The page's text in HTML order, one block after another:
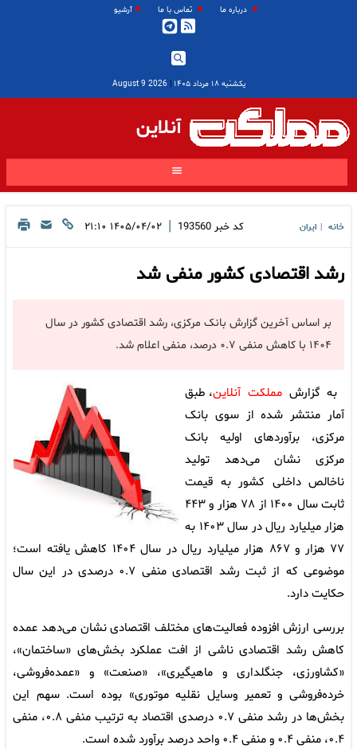
درباره ما تماس با ما آرشیو
یکشنبه ۱۸ مرداد ۱۴۰۵ |
2026 August 9
آنلاین
خانه ایران کد خبر 193560
| ۱۴۰۵/۰۴/۰۲ ۲۱:۱۰
رشد اقتصادی کشور منفی شد
بر اساس آخرین گزارش بانک مرکزی، رشد اقتصادی کشور در سال
۱۴۰۴ با کاهش منفی ۰.۷ درصد، منفی اعلام شد.
به گزارشمملکت آنلاین، طبق
آمار منتشر شده از سوی بانک
مرکزی، برآوردهای اولیه بانک
مرکزی نشان می‌دهد تولید
ناخالص داخلی کشور به قیمت
ثابت سال ۱۴۰۰ از ۷۸ هزار و ۴۴۳
هزار میلیارد ریال در سال ۱۴۰۳ به
۷۷ هزار و ۸۶۷ هزار میلیارد ریال در سال ۱۴۰۴ کاهش یافته است؛
موضوعی که از ثبت رشد اقتصادی منفی ۰.۷ درصدی در این سال
حکایت دارد.
بررسی ارزش افزوده فعالیت‌های مختلف اقتصادی نشان می‌دهد عمده
کاهش رشد اقتصادی ناشی از افت عملکرد بخش‌های «ساختمان»،
«کشاورزی، جنگلداری و ماهیگیری»، «صنعت» و «عمده‌فروشی،
خرده‌فروشی و تعمیر وسایل نقلیه موتوری» بوده است. سهم این
بخش‌ها در رشد منفی ۰.۷ درصدی اقتصاد به ترتیب منفی ۰.۸، منفی
۰.۴، منفی ۰.۴ و منفی ۰.۴ واحد درصد برآورد شده است.